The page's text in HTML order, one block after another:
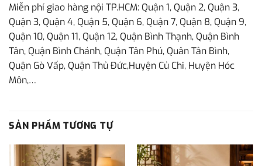
Miễn phí giao hàng nội TP.HCM: Quận 1, Quận 2, Quận 3,
Quận 3, Quận 4, Quận 5, Quận 6, Quận 7, Quận 8, Quận 9,
Quận 10, Quận 11, Quận 12, Quận Bình Thạnh, Quận Bình
Tân, Quận Bình Chánh, Quận Tân Phú, Quân Tân Bình,
Quận Gò Vấp, Quận Thủ Đức,Huyện Củ Chi, Huyện Hóc
Môn,…
SẢN PHẨM TƯƠNG TỰ